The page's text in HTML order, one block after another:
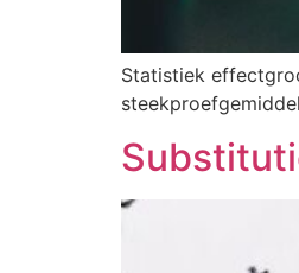
Statistiek